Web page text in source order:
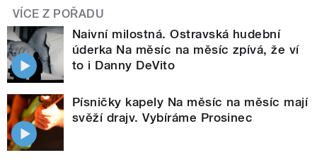
VÍCE Z POŘADU
Naivní milostná. Ostravská hudební
úderka Na měsíc na měsíc zpívá, že ví
to i Danny DeVito
Písničky kapely Na měsíc na měsíc mají
svěží drajv. Vybíráme Prosinec